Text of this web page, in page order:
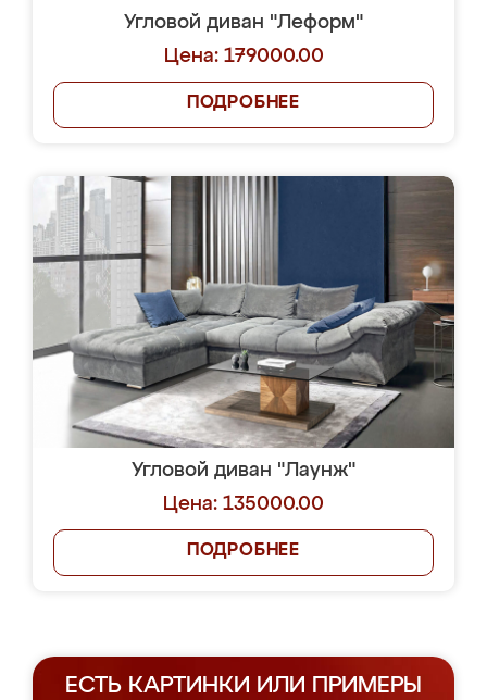
Угловой диван "Леформ"
Цена: 179000.00
ПОДРОБНЕЕ
Угловой диван "Лаунж"
Цена: 135000.00
ПОДРОБНЕЕ
ЕСТЬ КАРТИНКИ ИЛИ ПРИМЕРЫ